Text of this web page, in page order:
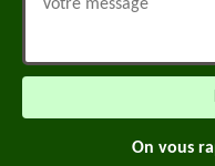
On vous